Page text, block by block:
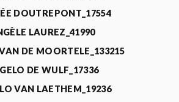
DOUTREPONT_17554
LAUREZ_41990
DE MOORTELE_133215
DE WULF_17336
VAN LAETHEM_19236